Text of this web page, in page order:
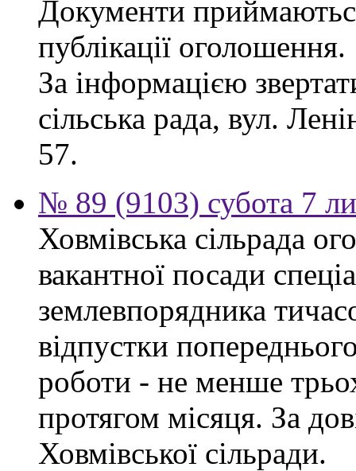
Документи
публікації оголошення.
За інформацією
сільська рада, вул.
57.
№ 89 (9103) субота 7
Ховмівська сільрада
вакантної посади
землевпорядника
відпустки
роботи - не менше
протягом місяця. За
Ховмівської сільради.